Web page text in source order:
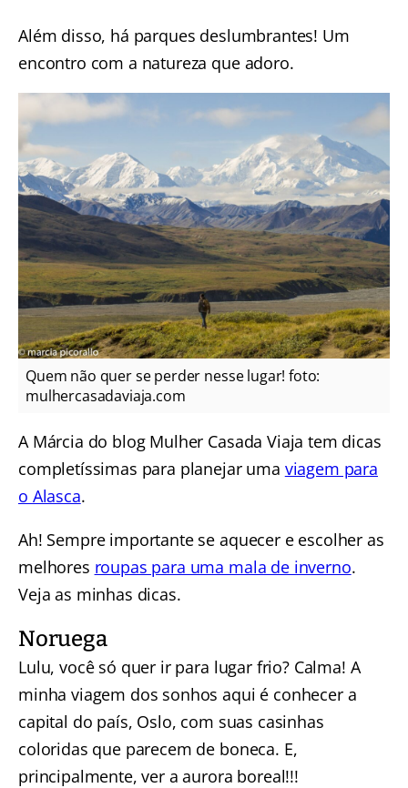
Além disso, há parques deslumbrantes! Um
encontro com a natureza que adoro.
Quem não quer se perder nesse lugar! foto:
mulhercasadaviaja.com
A Márcia do blog Mulher Casada Viaja tem dicas
completíssimas para planejar uma viagem para
o Alasca.
Ah! Sempre importante se aquecer e escolher as
melhores roupas para uma mala de inverno.
Veja as minhas dicas.
Noruega
Lulu, você só quer ir para lugar frio? Calma! A
minha viagem dos sonhos aqui é conhecer a
capital do país, Oslo, com suas casinhas
coloridas que parecem de boneca. E,
principalmente, ver a aurora boreal!!!